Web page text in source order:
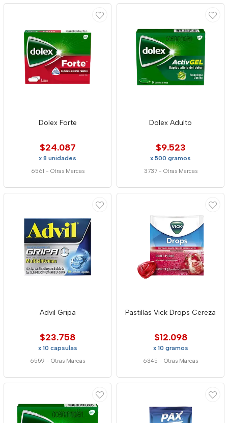
Dolex Forte
$24.087
x 8 unidades
6561 - Otras Marcas
Dolex Adulto
$9.523
x 500 gramos
3737 - Otras Marcas
Advil Gripa
$23.758
x 10 capsulas
6559 - Otras Marcas
Pastillas Vick Drops Cereza
$12.098
x 10 gramos
6345 - Otras Marcas